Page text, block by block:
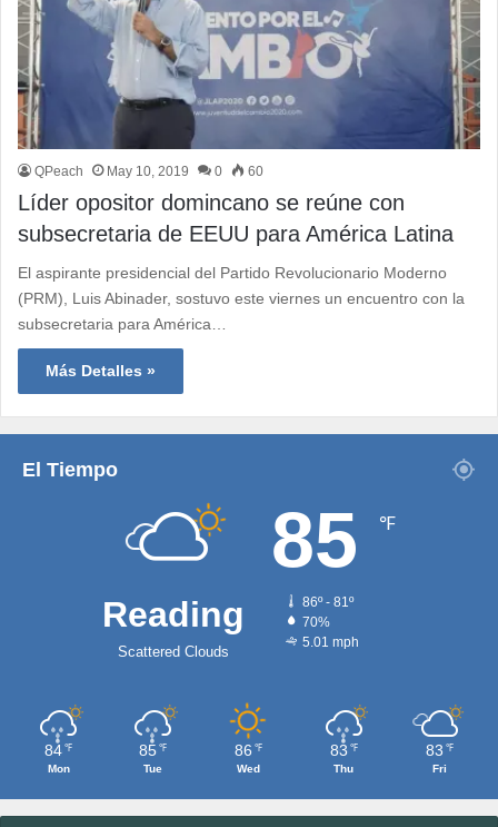
QPeach May 10, 2019 0 60
Líder opositor domincano se reúne con
subsecretaria de EEUU para América Latina
El aspirante presidencial del Partido Revolucionario Moderno
(PRM), Luis Abinader, sostuvo este viernes un encuentro con la
subsecretaria para América…
Más Detalles »
El Tiempo
Reading
Scattered Clouds
85 ℉
86º - 81º
70%
5.01 mph
84 ℉
Mon
85 ℉
Tue
86 ℉
Wed
83 ℉
Thu
83 ℉
Fri